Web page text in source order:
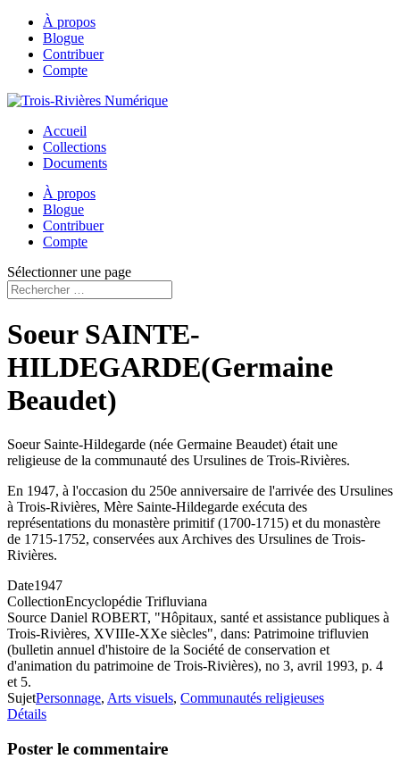
À propos
Blogue
Contribuer
Compte
Accueil
Collections
Documents
À propos
Blogue
Contribuer
Compte
Sélectionner une page
Soeur SAINTE-
HILDEGARDE(Germaine
Beaudet)
Soeur Sainte-Hildegarde (née Germaine Beaudet) était une
religieuse de la communauté des Ursulines de Trois-Rivières.
En 1947, à l'occasion du 250e anniversaire de l'arrivée des Ursulines
à Trois-Rivières, Mère Sainte-Hildegarde exécuta des
représentations du monastère primitif (1700-1715) et du monastère
de 1715-1752, conservées aux Archives des Ursulines de Trois-
Rivières.
Date1947
CollectionEncyclopédie Trifluviana
Source Daniel ROBERT, "Hôpitaux, santé et assistance publiques à
Trois-Rivières, XVIIIe-XXe siècles", dans: Patrimoine trifluvien
(bulletin annuel d'histoire de la Société de conservation et
d'animation du patrimoine de Trois-Rivières), no 3, avril 1993, p. 4
et 5.
SujetPersonnage, Arts visuels, Communautés religieuses
Détails
Poster le commentaire